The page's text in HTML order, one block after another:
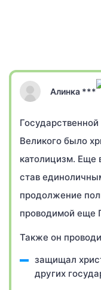
Алинка ***
Великого было
католицизм. Еще
став
продолжение
проводимой еще
Также он
защищал
других